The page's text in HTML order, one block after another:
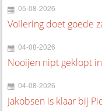
05-08-2026
Vollering doet goede
04-08-2026
Nooijen nipt geklopt
04-08-2026
Jakobsen is klaar bij